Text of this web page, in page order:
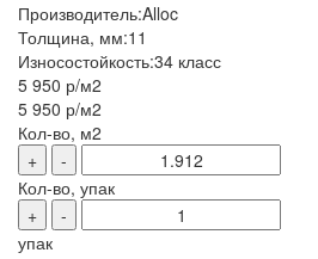
Производитель:Alloc
Толщина, мм:11
Износостойкость:34 класс
5 950 р/м2
5 950 р/м2
Кол-во, м2
+
-
Кол-во, упак
+
-
упак